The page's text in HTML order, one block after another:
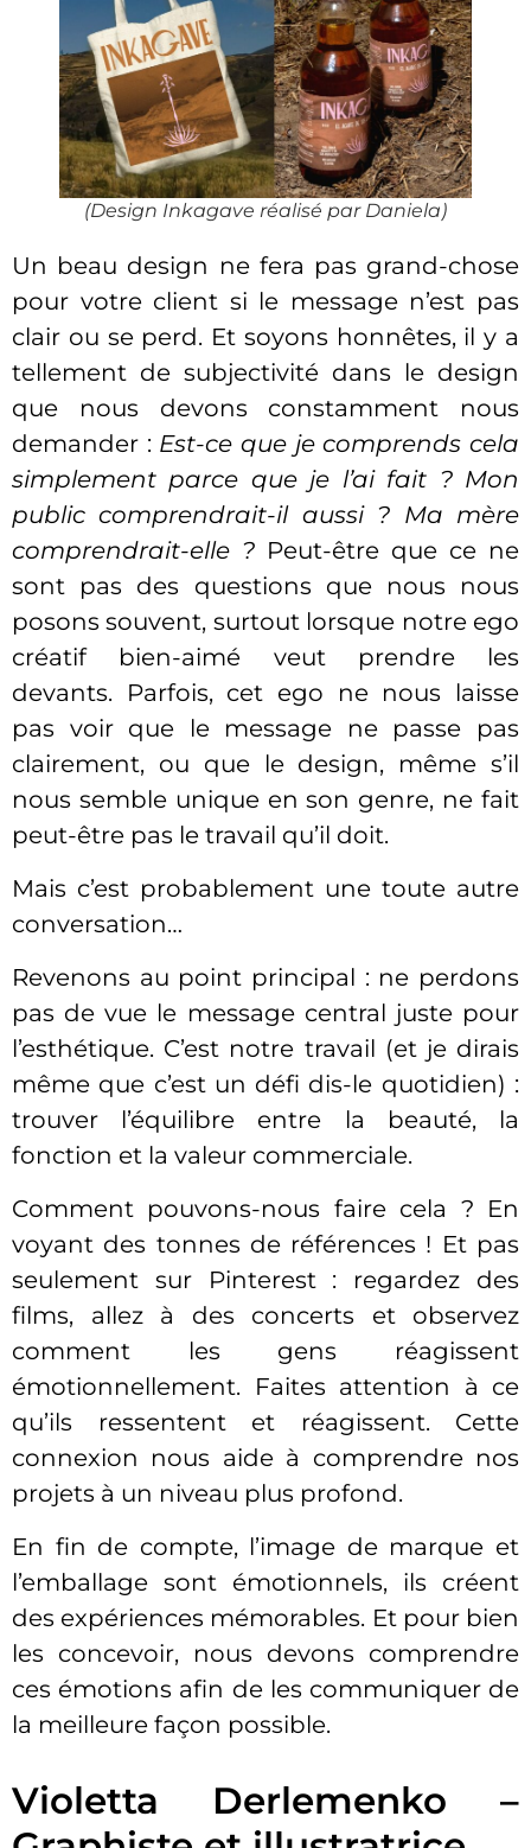
(Design Inkagave réalisé par Daniela)
Un beau design ne fera pas grand-chose
pour votre client si le message n’est pas
clair ou se perd. Et soyons honnêtes, il y a
tellement de subjectivité dans le design
que nous devons constamment nous
demander : Est-ce que je comprends cela
simplement parce que je l’ai fait ? Mon
public comprendrait-il aussi ? Ma mère
comprendrait-elle ? Peut-être que ce ne
sont pas des questions que nous nous
posons souvent, surtout lorsque notre ego
créatif bien-aimé veut prendre les
devants. Parfois, cet ego ne nous laisse
pas voir que le message ne passe pas
clairement, ou que le design, même s’il
nous semble unique en son genre, ne fait
peut-être pas le travail qu’il doit.
Mais c’est probablement une toute autre
conversation…
Revenons au point principal : ne perdons
pas de vue le message central juste pour
l’esthétique. C’est notre travail (et je dirais
même que c’est un défi dis-le quotidien) :
trouver l’équilibre entre la beauté, la
fonction et la valeur commerciale.
Comment pouvons-nous faire cela ? En
voyant des tonnes de références ! Et pas
seulement sur Pinterest : regardez des
films, allez à des concerts et observez
comment les gens réagissent
émotionnellement. Faites attention à ce
qu’ils ressentent et réagissent. Cette
connexion nous aide à comprendre nos
projets à un niveau plus profond.
En fin de compte, l’image de marque et
l’emballage sont émotionnels, ils créent
des expériences mémorables. Et pour bien
les concevoir, nous devons comprendre
ces émotions afin de les communiquer de
la meilleure façon possible.
Violetta Derlemenko –